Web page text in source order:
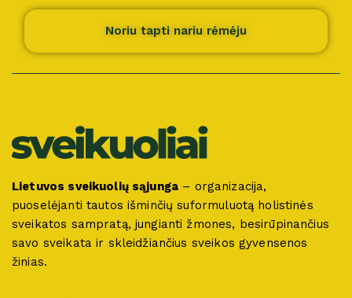
Noriu tapti nariu rėmėju
Lietuvos sveikuolių sąjunga – organizacija,
puoselėjanti tautos išminčių suformuluotą holistinės
sveikatos sampratą, jungianti žmones, besirūpinančius
savo sveikata ir skleidžiančius sveikos gyvensenos
žinias.